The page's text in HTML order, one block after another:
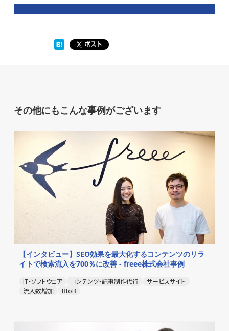
その他にもこんな事例がございます
【インタビュー】SEO効果を最大化するコンテンツのリラ
イトで検索流入を700％に改善 - freee株式会社事例
IT・ソフトウェア コンテンツ・記事制作代行
サービスサイト
流入数増加
BtoB